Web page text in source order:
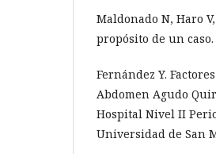
Maldonado N, Haro
propósito de un
Fernández Y.
Abdomen Agudo
Hospital Nivel II
Universidad de San